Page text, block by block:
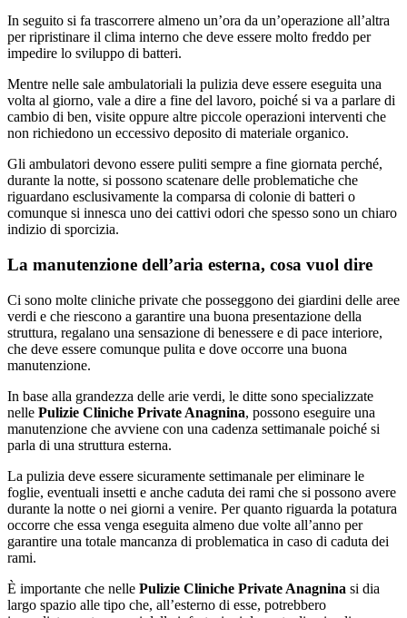
In seguito si fa trascorrere almeno un’ora da un’operazione all’altra
per ripristinare il clima interno che deve essere molto freddo per
impedire lo sviluppo di batteri.
Mentre nelle sale ambulatoriali la pulizia deve essere eseguita una
volta al giorno, vale a dire a fine del lavoro, poiché si va a parlare di
cambio di ben, visite oppure altre piccole operazioni interventi che
non richiedono un eccessivo deposito di materiale organico.
Gli ambulatori devono essere puliti sempre a fine giornata perché,
durante la notte, si possono scatenare delle problematiche che
riguardano esclusivamente la comparsa di colonie di batteri o
comunque si innesca uno dei cattivi odori che spesso sono un chiaro
indizio di sporcizia.
La manutenzione dell’aria esterna, cosa vuol dire
Ci sono molte cliniche private che posseggono dei giardini delle aree
verdi e che riescono a garantire una buona presentazione della
struttura, regalano una sensazione di benessere e di pace interiore,
che deve essere comunque pulita e dove occorre una buona
manutenzione.
In base alla grandezza delle arie verdi, le ditte sono specializzate
nelle Pulizie Cliniche Private Anagnina, possono eseguire una
manutenzione che avviene con una cadenza settimanale poiché si
parla di una struttura esterna.
La pulizia deve essere sicuramente settimanale per eliminare le
foglie, eventuali insetti e anche caduta dei rami che si possono avere
durante la notte o nei giorni a venire. Per quanto riguarda la potatura
occorre che essa venga eseguita almeno due volte all’anno per
garantire una totale mancanza di problematica in caso di caduta dei
rami.
È importante che nelle Pulizie Cliniche Private Anagnina si dia
largo spazio alle tipo che, all’esterno di esse, potrebbero